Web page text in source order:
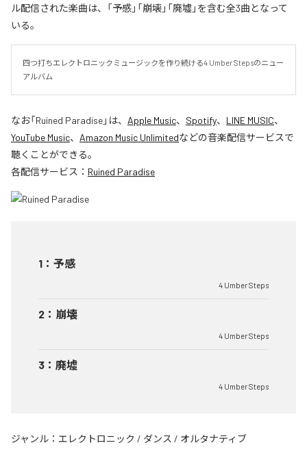
ル配信された楽曲は、「予感」「崩壊」「廃墟」を含む全3曲となって
いる。
四つ打ちエレクトロニックミュージックを作り続ける4 Umber Stepsのニュー
アルバム
なお「Ruined Paradise」は、 Apple Music、 Spotify、 LINE MUSIC、
YouTube Music、 Amazon Music Unlimitedなどの音楽配信サービスで
聴くことができる。
各配信サービス： Ruined Paradise
1 ： 予感
4 Umber Steps
2 ： 崩壊
4 Umber Steps
3 ： 廃墟
4 Umber Steps
ジャンル： エレクトロニック / ダンス / オルタナティブ